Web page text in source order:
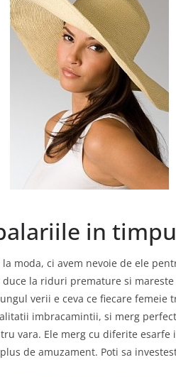
in
moda, ci avem nevoie de ele
la riduri premature si
verii e ceva ce fiecare femeie
imbracamintii, si merg
vara. Ele merg cu diferite
de amuzament. Poti sa